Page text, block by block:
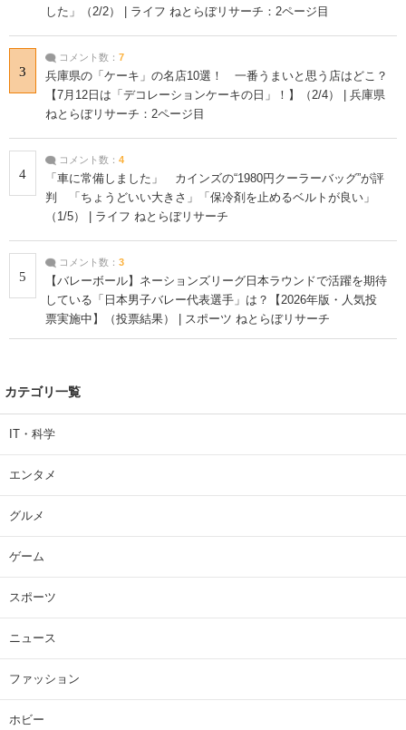
した」（2/2） | ライフ ねとらぼリサーチ：2ページ目
3
コメント数： 7
兵庫県の「ケーキ」の名店10選！ 一番うまいと思う店はどこ？
【7月12日は「デコレーションケーキの日」！】（2/4） | 兵庫県
ねとらぼリサーチ：2ページ目
4
コメント数： 4
「車に常備しました」 カインズの“1980円クーラーバッグ”が評
判 「ちょうどいい大きさ」「保冷剤を止めるベルトが良い」
（1/5） | ライフ ねとらぼリサーチ
5
コメント数： 3
【バレーボール】ネーションズリーグ日本ラウンドで活躍を期待
している「日本男子バレー代表選手」は？【2026年版・人気投
票実施中】（投票結果） | スポーツ ねとらぼリサーチ
カテゴリ一覧
IT・科学
エンタメ
グルメ
ゲーム
スポーツ
ニュース
ファッション
ホビー